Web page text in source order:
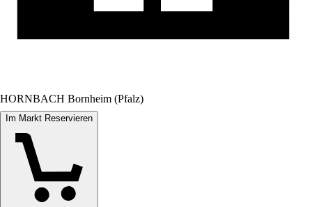
HORNBACH Bornheim (Pfalz)
Im Markt Reservieren